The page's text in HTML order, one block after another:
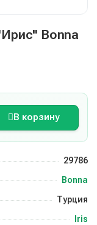
Bonna
В корзину
29786
Bonna
Турция
Iris